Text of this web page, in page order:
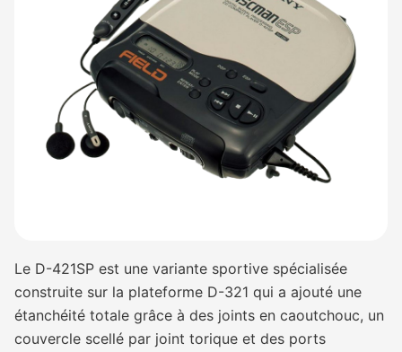
Le D-421SP est une variante sportive spécialisée
construite sur la plateforme D-321 qui a ajouté une
étanchéité totale grâce à des joints en caoutchouc, un
couvercle scellé par joint torique et des ports